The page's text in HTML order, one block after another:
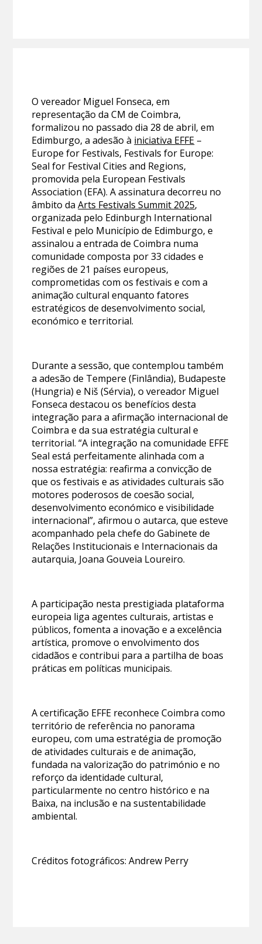
O vereador Miguel Fonseca, em
representação da CM de Coimbra,
formalizou no passado dia 28 de abril, em
Edimburgo, a adesão à iniciativa EFFE –
Europe for Festivals, Festivals for Europe:
Seal for Festival Cities and Regions,
promovida pela European Festivals
Association (EFA). A assinatura decorreu no
âmbito daArts Festivals Summit 2025,
organizada pelo Edinburgh International
Festival e pelo Município de Edimburgo, e
assinalou a entrada de Coimbra numa
comunidade composta por 33 cidades e
regiões de 21 países europeus,
comprometidas com os festivais e com a
animação cultural enquanto fatores
estratégicos de desenvolvimento social,
económico e territorial.
Durante a sessão, que contemplou também
a adesão de Tempere (Finlândia), Budapeste
(Hungria) e Niš (Sérvia), o vereador Miguel
Fonseca destacou os benefícios desta
integração para a afirmação internacional de
Coimbra e da sua estratégia cultural e
territorial. “A integração na comunidade EFFE
Seal está perfeitamente alinhada com a
nossa estratégia: reafirma a convicção de
que os festivais e as atividades culturais são
motores poderosos de coesão social,
desenvolvimento económico e visibilidade
internacional”, afirmou o autarca, que esteve
acompanhado pela chefe do Gabinete de
Relações Institucionais e Internacionais da
autarquia, Joana Gouveia Loureiro.
A participação nesta prestigiada plataforma
europeia liga agentes culturais, artistas e
públicos, fomenta a inovação e a excelência
artística, promove o envolvimento dos
cidadãos e contribui para a partilha de boas
práticas em políticas municipais.
A certificação EFFE reconhece Coimbra como
território de referência no panorama
europeu, com uma estratégia de promoção
de atividades culturais e de animação,
fundada na valorização do património e no
reforço da identidade cultural,
particularmente no centro histórico e na
Baixa, na inclusão e na sustentabilidade
ambiental.
Créditos fotográficos: Andrew Perry